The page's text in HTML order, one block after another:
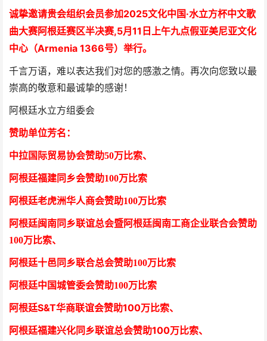
诚挚邀请贵会组织会员参加2025文化中国·水立方杯中文歌
曲大赛阿根廷赛区半决赛,5月11日上午九点假亚美尼亚文化
中心（Armenia 1366号）举行。
千言万语，难以表达我们对您的感激之情。再次向您致以最
崇高的敬意和最诚挚的感谢！
阿根廷水立方组委会
赞助单位芳名：
中拉国际贸易协会赞助50万比索、
阿根廷福建同乡会赞助100万比索
阿根廷老虎洲华人商会赞助100万比索
阿根廷闽南同乡联谊总会暨阿根廷闽南工商企业联合会赞助
100万比索、
阿根廷十邑同乡联合总会赞助100万比索
阿根廷中国城管委会赞助100万比索
阿根廷S&T华商联谊会赞助100万比索、
阿根廷福建兴化同乡联谊总会赞助100万比索、